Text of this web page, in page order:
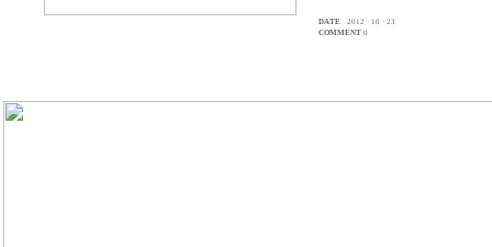
DATE
2012 · 10 · 23
COMMENT 0